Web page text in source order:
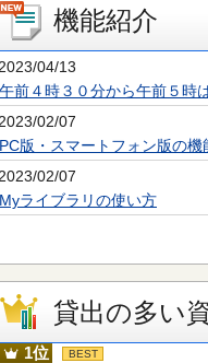
機能紹介
2023/04/13
午前４時３０分から午前５時
2023/02/07
PC版・スマートフォン版の機
2023/02/07
Myライブラリの使い方
貸出の多い
1位 BEST